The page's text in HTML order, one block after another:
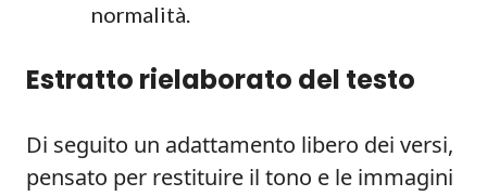
normalità.
Estratto rielaborato del testo
Di seguito un adattamento libero dei versi,
pensato per restituire il tono e le immagini